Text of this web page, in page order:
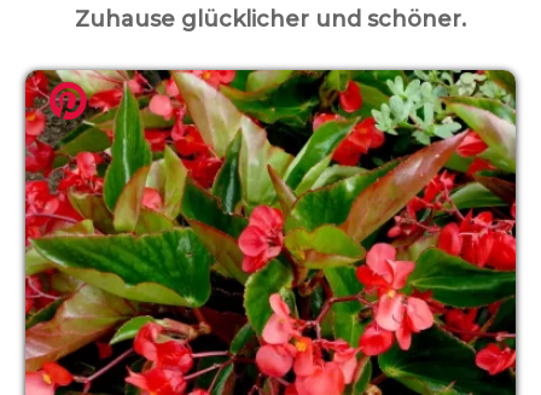
Zuhause glücklicher und schöner.